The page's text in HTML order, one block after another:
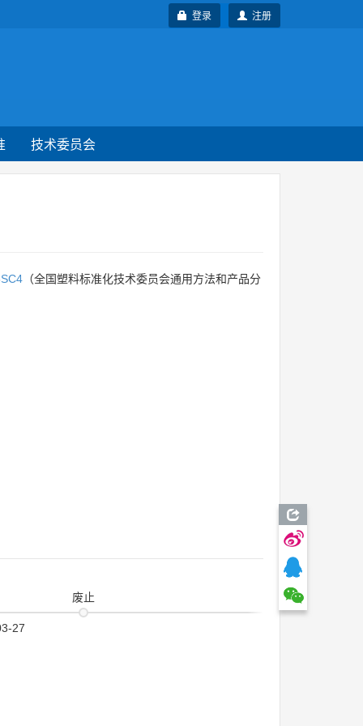
注册
登录
技术委员会
（全国塑料标准化技术委员会通用方法和产品分
27
废止